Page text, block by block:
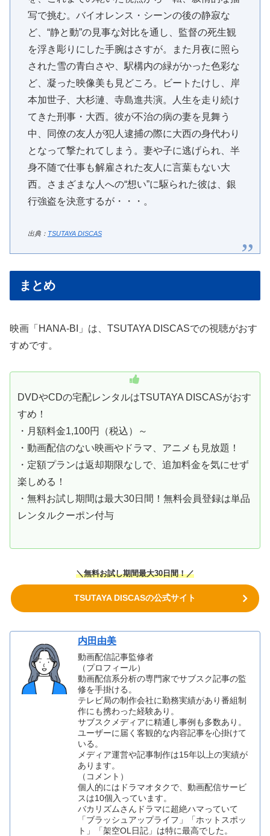
写で挑む。バイオレンス・シーンの後の静寂な
ど、“静と動”の見事な対比を通し、監督の死生観
を浮き彫りにした手腕はさすが。また月夜に照ら
された雪の青白さや、駅構内の緑がかった色彩な
ど、凝った映像美も見どころ。ビートたけし、岸
本加世子、大杉漣、寺島進共演。人生を走り続け
てきた刑事・大西。彼が不治の病の妻を見舞う
中、同僚の友人が犯人逮捕の際に大西の身代わり
となって撃たれてしまう。妻や子に逃げられ、半
身不随で仕事も解雇された友人に言葉もない大
西。さまざまな人への“想い”に駆られた彼は、銀
行強盗を決意するが・・・。
出典： TSUTAYA DISCAS
まとめ
映画「HANA-BI」は、TSUTAYA DISCASでの視聴がおす
すめです。
DVDやCDの宅配レンタルはTSUTAYA DISCASがおす
すめ！
・月額料金1,100円（税込）～
・動画配信のない映画やドラマ、アニメも見放題！
・定額プランは返却期限なしで、追加料金を気にせず
楽しめる！
・無料お試し期間は最大30日間！無料会員登録は単品
レンタルクーポン付与
＼無料お試し期間最大30日間！／
TSUTAYA DISCASの公式サイト
内田由美
動画配信記事監修者
（プロフィール）
動画配信系分析の専門家でサブスク記事の監
修を手掛ける。
テレビ局の制作会社に勤務実績があり番組制
作にも携わった経験あり。
サブスクメディアに精通し事例も多数あり。
ユーザーに届く客観的な内容記事を心掛けて
いる。
メディア運営や記事制作は15年以上の実績が
あります。
（コメント）
個人的にはドラマオタクで、動画配信サービ
スは10個入っています。
バカリズムさんドラマに超絶ハマっていて
「ブラッシュアップライフ」「ホットスポッ
ト」「架空OL日記」は特に最高でした。